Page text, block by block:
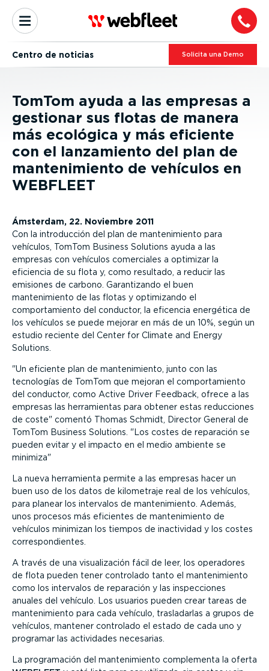
Centro de noticias Solicita una Demo
TomTom ayuda a las empresas a
gestionar sus flotas de manera
más ecológica y más eficiente
con el lanzamiento del plan de
mantenimiento de vehículos en
WEBFLEET
Ámsterdam, 22. Noviembre 2011
Con la introducción del plan de mantenimiento para
vehículos, TomTom Business Solutions ayuda a las
empresas con vehículos comerciales a optimizar la
eficiencia de su flota y, como resultado, a reducir las
emisiones de carbono. Garantizando el buen
mantenimiento de las flotas y optimizando el
comportamiento del conductor, la eficencia energética de
los vehículos se puede mejorar en más de un 10%, según un
estudio reciente del Center for Climate and Energy
Solutions.
Un eficiente plan de mantenimiento, junto con las
tecnologías de TomTom que mejoran el comportamiento
del conductor, como Active Driver Feedback, ofrece a las
empresas las herramientas para obtener estas reducciones
de coste
comentó Thomas Schmidt, Director General de
TomTom Business Solutions.
Los costes de reparación se
pueden evitar y el impacto en el medio ambiente se
minimiza
La nueva herramienta permite a las empresas hacer un
buen uso de los datos de kilometraje real de los vehículos,
para planear los intervalos de mantenimiento. Además,
unos procesos más eficientes de mantenimiento de
vehículos minimizan los tiempos de inactividad y los costes
correspondientes.
A través de una visualización fácil de leer, los operadores
de flota pueden tener controlado tanto el mantenimiento
como los intervalos de reparación y las inspecciones
anuales del vehículo. Los usuarios pueden crear tareas de
mantenimiento para cada vehículo, trasladarlas a grupos de
vehículos, mantener controlado el estado de cada uno y
programar las actividades necesarias.
La programación del mantenimiento complementa la oferta